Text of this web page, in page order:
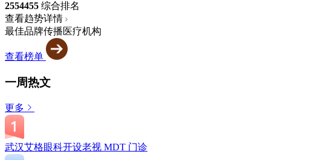
2554455 综合排名
查看趋势详情
最佳品牌传播医疗机构
查看榜单
一周热文
更多
武汉艾格眼科开设老视 MDT 门诊